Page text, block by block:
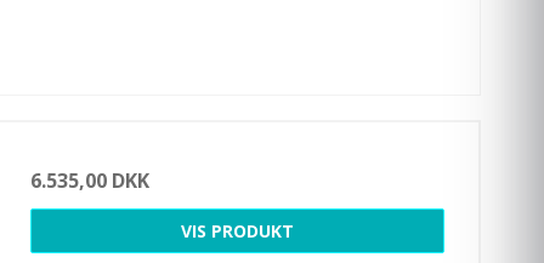
6.535,00 DKK
VIS PRODUKT